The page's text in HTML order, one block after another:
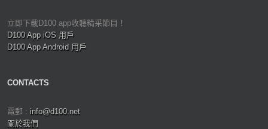
立即下載D100 app收聽精采節目！
D100 App iOS 用戶
D100 App Android 用戶
CONTACTS
電郵 : info@d100.net
關於我們